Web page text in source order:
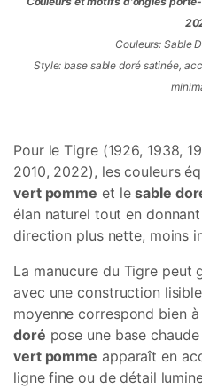
Couleurs: Sable
Style: base sable doré satinée,
Pour le Tigre (1926, 1938,
2010, 2022), les couleurs
vert pomme et lesable
élan naturel tout en
direction plus nette, moins
La manucure du Tigre peut
avec une construction
moyenne correspond bien
doré pose une base
vert pomme apparaît en
ligne fine ou de détail